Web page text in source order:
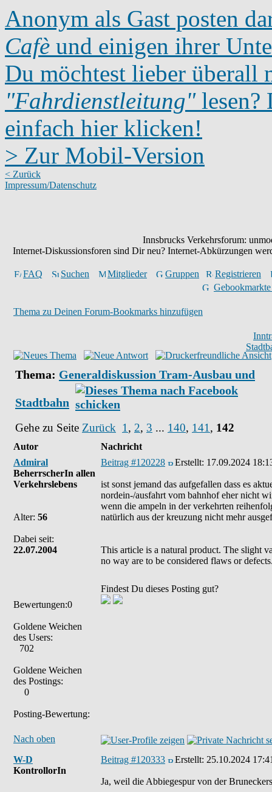
Anonym als Gast posten
Cafè und einigen ihrer
Du möchtest lieber überall
"Fahrdienstleitung"lesen?
einfach hier klicken!
> Zur Mobil-Version
< Zurück
Impressum/Datenschutz
Innsbrucks Verkehrsforum:
Internet-Diskussionsforen sind Dir neu? Internet-Abkürzungen
FAQ Suchen Mitglieder Gruppen
Registrieren
Thema zu Deinen Forum-Bookmarks hinzufügen
Thema: Generaldiskussion Tram-Ausbau und
Stadtbahn
Gehe zu Seite Zurück 1 , 2, 3 ... 140, 141 , 142
Autor
Nachricht
Admiral
BeherrscherIn allen
Verkehrslebens
Alter: 56
Dabei seit:
22.07.2004
Bewertungen:0
Goldene Weichen
des Users:
702
Goldene Weichen
des Postings:
0
Posting-Bewertung:
Beitrag #120228 Erstellt: 17.09.2024
ist sonst jemand das aufgefallen dass es
nordein-/ausfahrt vom bahnhof eher nicht
wenn die ampeln in der verkehrten
natürlich aus der kreuzung nicht mehr
This article is a natural product. The slight
no way are to be considered flaws or
Findest Du dieses Posting gut?
Nach oben
W-D
KontrollorIn
Beitrag #120333 Erstellt: 25.10.2024
Ja, weil die Abbiegespur von der